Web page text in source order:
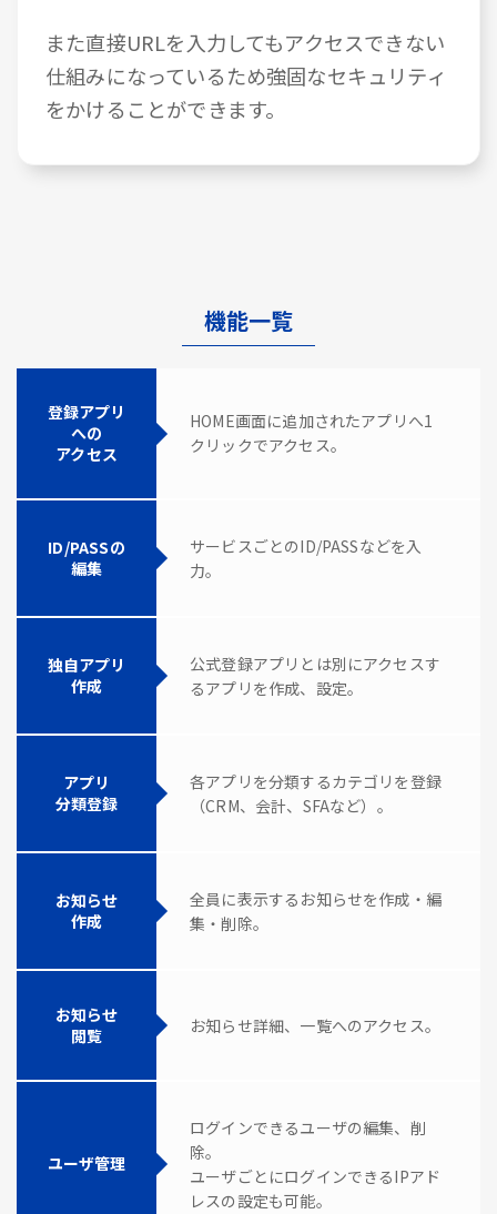
また直接URLを入力してもアクセスできない
仕組みになっているため強固なセキュリティ
をかけることができます。
機能一覧
登録アプリ
への
アクセス
HOME画面に追加されたアプリへ1
クリックでアクセス。
ID/PASSの
編集
サービスごとのID/PASSなどを入
力。
独自アプリ
作成
公式登録アプリとは別にアクセスす
るアプリを作成、設定。
アプリ
分類登録
各アプリを分類するカテゴリを登録
（CRM、会計、SFAなど）。
お知らせ
作成
全員に表示するお知らせを作成・編
集・削除。
お知らせ
閲覧
お知らせ詳細、一覧へのアクセス。
ユーザ管理
ログインできるユーザの編集、削
除。
ユーザごとにログインできるIPアド
レスの設定も可能。